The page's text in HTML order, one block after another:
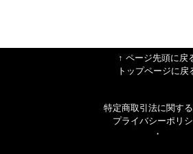
↑ ページ先頭に戻
トップページに戻
特定商取引法に関す
プライバシーポリ
・